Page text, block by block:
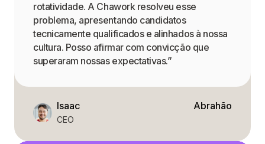
rotatividade. A Chawork resolveu esse
problema, apresentando candidatos
tecnicamente qualificados e alinhados à nossa
cultura. Posso afirmar com convicção que
superaram nossas expectativas.”
Isaac
CEO
Abrahão